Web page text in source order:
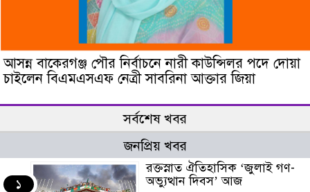
আসন্ন বাকেরগঞ্জ পৌর নির্বাচনে নারী কাউন্সিলর পদে দোয়া
চাইলেন বিএমএসএফ নেত্রী সাবরিনা আক্তার জিয়া
সর্বশেষ খবর
জনপ্রিয় খবর
১
রক্তস্নাত ঐতিহাসিক ‌‘জুলাই গণ-
অভ্যুত্থান দিবস’ আজ